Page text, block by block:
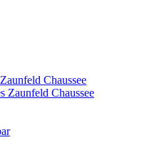
Chaussee
Zaunfeld Chaussee